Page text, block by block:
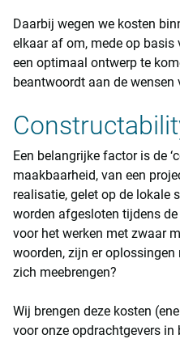
Daarbij wegen we kosten
elkaar af om, mede op basis
een optimaal ontwerp te
beantwoordt aan de wensen
Een belangrijke factor is de
maakbaarheid, van een
realisatie, gelet op de lokale
worden afgesloten tijdens
voor het werken met zwaar
woorden, zijn er
zich meebrengen?
Wij brengen deze kosten
voor onze opdrachtgevers in